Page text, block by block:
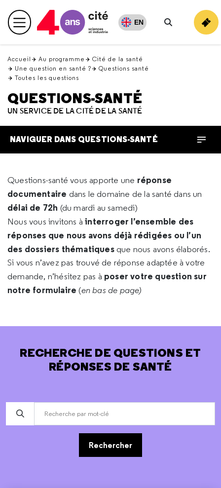
en
haut Menu principal EN
Rechercher
Accueil Au programme
Cité de la santé
Une question en santé ?
Questions santé
Toutes les questions
QUESTIONS-SANTÉ
UN SERVICE DE LA CITÉ DE LA SANTÉ
NAVIGUER DANS QUESTIONS-SANTÉ
Questions-santé vous apporte une réponse
documentaire dans le domaine de la santé dans un
délai de 72h (du mardi au samedi)
Nous vous invitons àinterroger l’ensemble des
réponses que nous avons déjà rédigées ou l’un
des dossiers thématiques que nous avons élaborés.
Si vous n’avez pas trouvé de réponse adaptée à votre
demande, n’hésitez pas à poser votre question sur
notre formulaire (en bas de page)
RECHERCHE DE QUESTIONS ET
RÉPONSES DE SANTÉ
Rechercher